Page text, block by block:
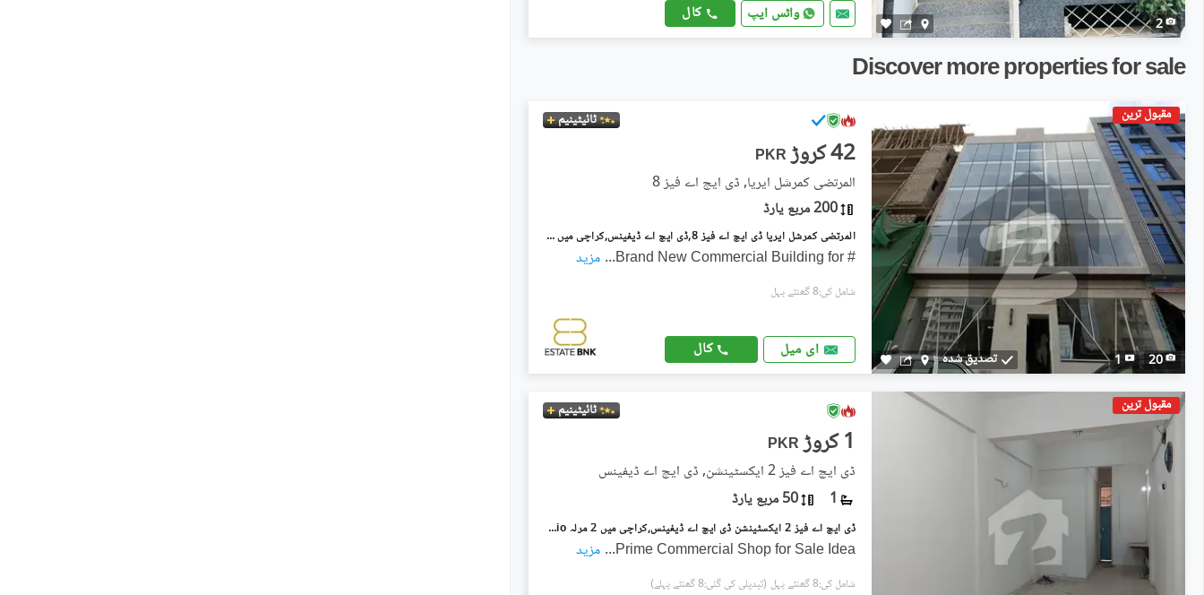
2 واٹس ایپ کال
Discover more properties for sale
مقبول ترین
20
1 تصدیق شدہ
ٹائیٹینیم
PKR 42 کروڑ
المرتضی کمرشل ایریا, ڈی ایچ اے فیز 8
200 مربع یارڈ
المرتضی کمرشل ایریا ڈی ایچ اے فیز 8,ڈی ایچ اے ڈیفینس,کراچی میں 8 مرلہ Studio عمارت 42.0 کروڑ میں برائے فروخت۔
# Brand New Commercial Building for
... مزید
شامل کی:8 گھنٹے پہل
ای میل کال
مقبول ترین ٹائیٹینیم
PKR 1 کروڑ
ڈی ایچ اے فیز 2 ایکسٹینشن, ڈی ایچ اے ڈیفینس
1
50 مربع یارڈ
ڈی ایچ اے فیز 2 ایکسٹینشن ڈی ایچ اے ڈیفینس,کراچی میں 2 مرلہ Studio دکان 1.0 کروڑ میں برائے فروخت۔
Prime Commercial Shop for Sale Idea
... مزید
شامل کی:8 گھنٹے پہل (تبدیلی کی گئی:8 گھنٹے پہلے)